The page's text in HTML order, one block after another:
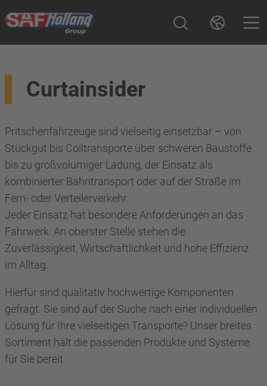
Curtainsider
Pritschenfahrzeuge sind vielseitig einsetzbar – von
Stückgut bis Coiltransporte über schweren Baustoffe
bis zu großvolumiger Ladung, der Einsatz als
kombinierter Bahntransport oder auf der Straße im
Fern- oder Verteilerverkehr.
Jeder Einsatz hat besondere Anforderungen an das
Fahrwerk. An oberster Stelle stehen die
Zuverlässigkeit, Wirtschaftlichkeit und hohe Effizienz
im Alltag.
Hierfür sind qualitativ hochwertige Komponenten
gefragt. Sie sind auf der Suche nach einer individuellen
Lösung für Ihre vielseitigen Transporte? Unser breites
Sortiment hält die passenden Produkte und Systeme
für Sie bereit.